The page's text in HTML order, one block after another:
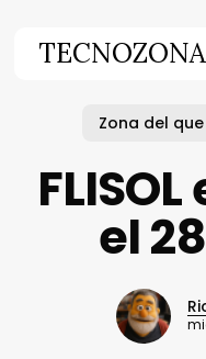
TECNOZONA
Zona del
el